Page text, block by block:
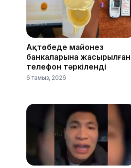
Ақтөбеде майонез
банкаларына жасырылған
телефон тәркіленді
6 тамыз, 2026